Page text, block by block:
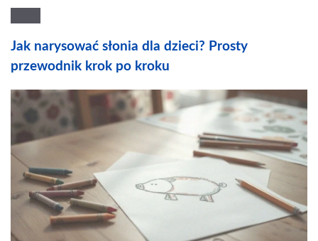
Jak narysować słonia dla dzieci? Prosty
przewodnik krok po kroku